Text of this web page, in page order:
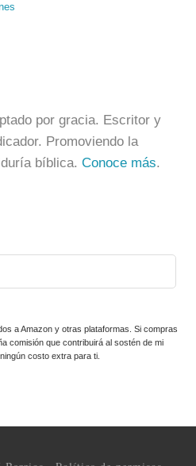
por gracia. Escritor y
Promoviendo la
bíblica.Conoce más.
a Amazon y otras plataformas. Si compras
comisión que contribuirá al sostén de mi
costo extra para ti.